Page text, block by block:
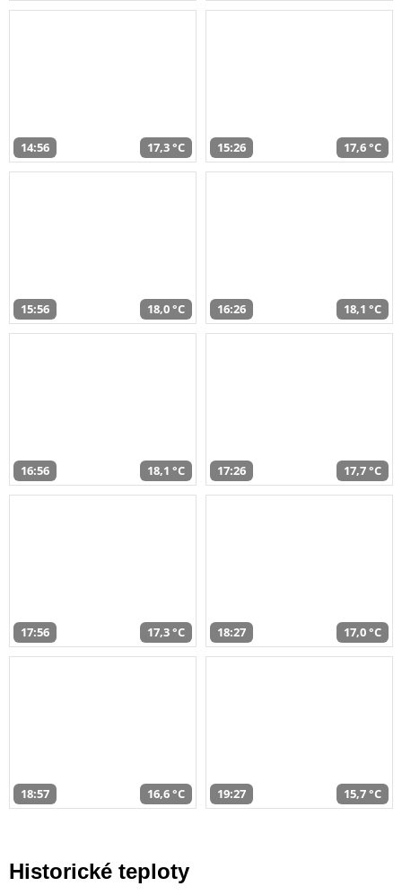
14:56 17,3 °C 15:26 17,6 °C
15:56 18,0 °C 16:26 18,1 °C
16:56 18,1 °C 17:26 17,7 °C
17:56 17,3 °C 18:27 17,0 °C
18:57 16,6 °C 19:27 15,7 °C
Historické teploty